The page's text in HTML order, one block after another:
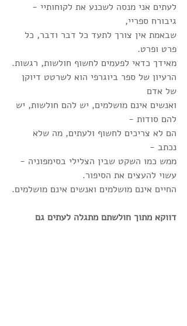
לעתים אני מנסה לשכנע את לקוחותיי -
גיבורח ספריי,
שבאמת אין צורך לתעד כל דבר ודבר, כל
פרט ופרט.
מאידך כדאי לפעמים לחשוף חולשות, רגשות.
הרעיון של ספר ביוגרפי הוא לשרטט דיוקן
של אדם
ואנשים אינם מושלמים, יש להם חולשות, יש
להם סודות -
הם לא צריכים לחשוף ולעתים, מה שלא
נכתב -
ממש כמו השקט שבין הצלילי בסימפוניה -
עשוי להעצים את הסיפור.
החיים אינם מושלמים ואנשים אינם מושלמים.
דווקא מתוך חולשתם מתגלה לעתים גם